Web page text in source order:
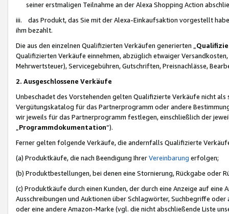
seiner erstmaligen Teilnahme an der Alexa Shopping Action
iii. das Produkt, das Sie mit der Alexa-Einkaufsaktion vorgestellt
ihm bezahlt.
Die aus den einzelnen Qualifizierten Verkäufen generierten „
Qualifizierten Verkäufe einnehmen, abzüglich etwaiger
Mehrwertsteuer), Servicegebühren, Gutschriften, Preisnachlässe,
2. Ausgeschlossene Verkäufe
Unbeschadet des Vorstehenden gelten Qualifizierte Verkäufe nicht
Vergütungskatalog für das Partnerprogramm oder andere
wir jeweils für das Partnerprogramm festlegen, einschließlich der
Programmdokumentation“).
Ferner gelten folgende Verkäufe, die andernfalls Qualifizierte
(a) Produktkäufe, die nach Beendigung IhrerVereinbarung erfolgen;
(b) Produktbestellungen, bei denen eine Stornierung, Rückgabe oder
(c) Produktkäufe durch einen Kunden, der durch eine Anzeige auf
Ausschreibungen und Auktionen über Schlagwörter, Suchbegriffe
oder eine andere Amazon-Marke (vgl. die nicht abschließende Liste